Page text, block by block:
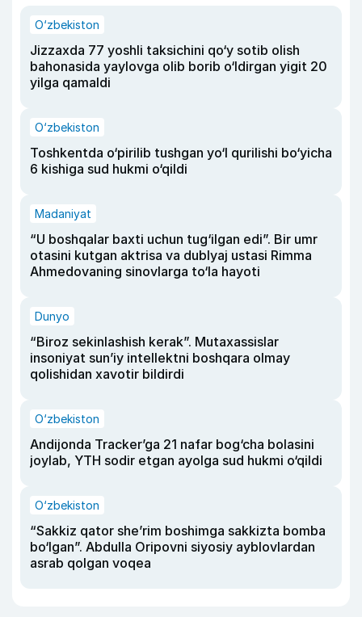
O‘zbekiston
Jizzaxda 77 yoshli taksichini qo‘y sotib olish
bahonasida yaylovga olib borib o‘ldirgan yigit 20
yilga qamaldi
O‘zbekiston
Toshkentda o‘pirilib tushgan yo‘l qurilishi bo‘yicha
6 kishiga sud hukmi o‘qildi
Madaniyat
“U boshqalar baxti uchun tug‘ilgan edi”. Bir umr
otasini kutgan aktrisa va dublyaj ustasi Rimma
Ahmedovaning sinovlarga to‘la hayoti
Dunyo
“Biroz sekinlashish kerak”. Mutaxassislar
insoniyat sun’iy intellektni boshqara olmay
qolishidan xavotir bildirdi
O‘zbekiston
Andijonda Tracker’ga 21 nafar bog‘cha bolasini
joylab, YTH sodir etgan ayolga sud hukmi o‘qildi
O‘zbekiston
“Sakkiz qator she’rim boshimga sakkizta bomba
bo‘lgan”. Abdulla Oripovni siyosiy ayblovlardan
asrab qolgan voqea